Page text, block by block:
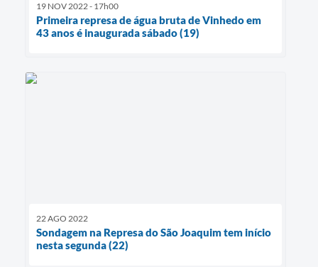
19 NOV 2022 - 17h00
Primeira represa de água bruta de Vinhedo em
43 anos é inaugurada sábado (19)
22 AGO 2022
Sondagem na Represa do São Joaquim tem início
nesta segunda (22)